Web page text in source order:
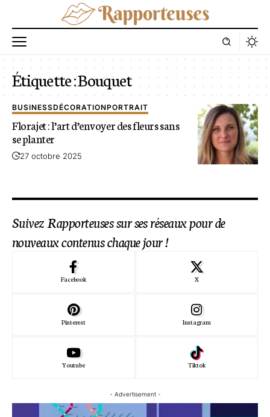
Étiquette :Bouquet
BUSINESSDÉCORATIONPORTRAIT
Florajet : l’art d’envoyer des fleurs sans
se planter
27 octobre 2025
Suivez Rapporteuses sur ses réseaux pour de
nouveaux contenus chaque jour !
Facebook X
Pinterest Instagram
Youtube Tiktok
- Advertisement -